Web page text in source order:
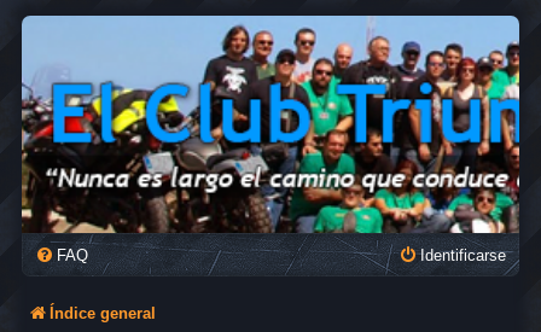
FAQ Identificarse
Índice general